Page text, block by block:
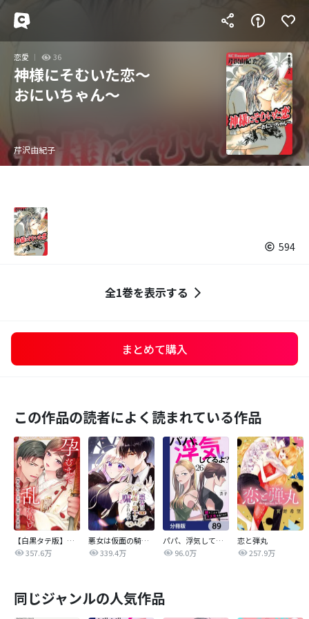
恋愛 36
神様にそむいた恋～
おにいちゃん～
芹沢由紀子
594
全1巻を表示する
まとめて購入
この作品の読者によく読まれている作品
【白黒タテ版】孕むまで乱れいけ～身代わり花嫁と軍服の猛愛
357.6万
悪女は仮面の騎士に騙されない
339.4万
パパ、浮気してるよ？娘と二人でクズ夫を捨てます【分冊版】
96.0万
恋と弾丸
257.9万
同じジャンルの人気作品